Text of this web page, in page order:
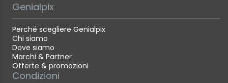
Genialpix
Perché scegliere Genialpix
Chi siamo
Dove siamo
Marchi & Partner
Offerte & promozioni
Condizioni